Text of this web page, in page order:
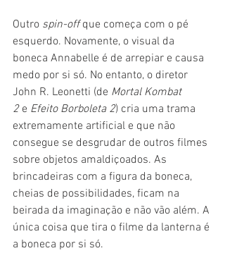
Outro spin-off que começa com o pé
esquerdo. Novamente, o visual da
boneca Annabelle é de arrepiar e causa
medo por si só. No entanto, o diretor
John R. Leonetti (de Mortal Kombat
2 e Efeito Borboleta 2) cria uma trama
extremamente artificial e que não
consegue se desgrudar de outros filmes
sobre objetos amaldiçoados. As
brincadeiras com a figura da boneca,
cheias de possibilidades, ficam na
beirada da imaginação e não vão além. A
única coisa que tira o filme da lanterna é
a boneca por si só.